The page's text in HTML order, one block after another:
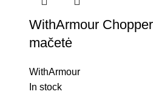
WithArmour Chopper
mačetė
WithArmour
In stock